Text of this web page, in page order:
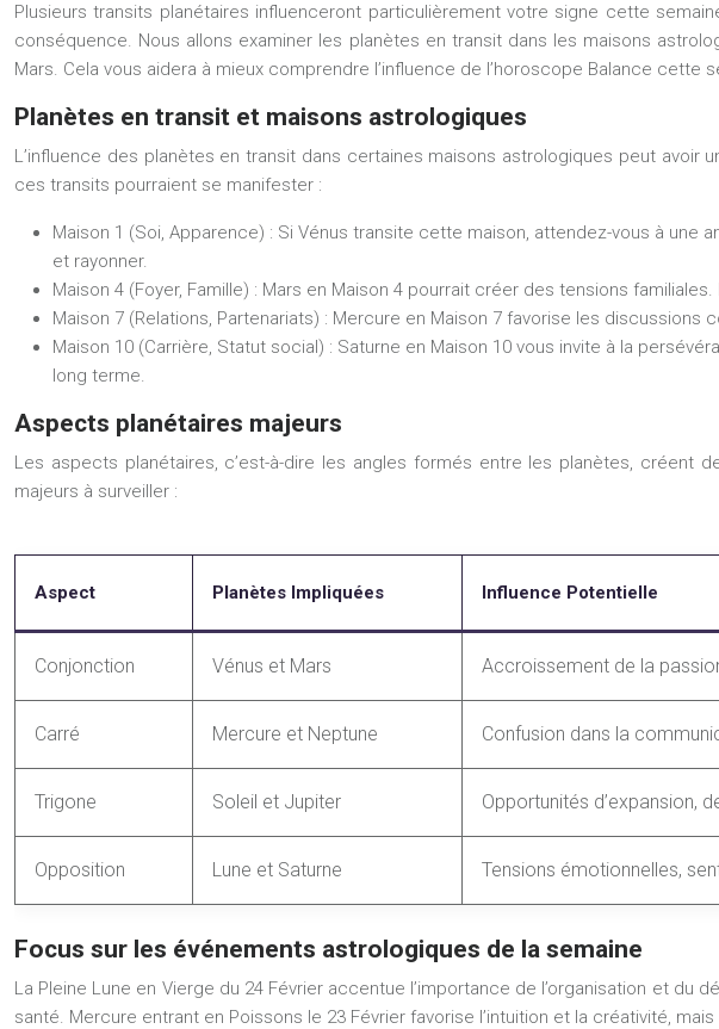
Plusieurs transits planétaires influenceront particulièrement votre signe cette
conséquence. Nous allons examiner les planètes en transit dans les maisons
Mars. Cela vous aidera à mieux comprendre l’influence de l’horoscope Balance cette
Planètes en transit et maisons astrologiques
L’influence des planètes en transit dans certaines maisons astrologiques peut
ces transits pourraient se manifester :
Maison 1 (Soi, Apparence) : Si Vénus transite cette maison, attendez-vous à une
et rayonner.
Maison 4 (Foyer, Famille) : Mars en Maison 4 pourrait créer des tensions
Maison 7 (Relations, Partenariats) : Mercure en Maison 7 favorise les discussions
Maison 10 (Carrière, Statut social) : Saturne en Maison 10 vous invite à la
long terme.
Aspects planétaires majeurs
Les aspects planétaires, c’est-à-dire les angles formés entre les planètes,
majeurs à surveiller :
Aspect Planètes Impliquées Influence Potentielle
Conjonction Vénus et Mars Accroissement de la
Carré Mercure et Neptune Confusion dans la
Trigone Soleil et Jupiter Opportunités d’expansion,
Opposition Lune et Saturne Tensions émotionnelles,
Focus sur les événements astrologiques de la semaine
La Pleine Lune en Vierge du 24 Février accentue l’importance de l’organisation et
santé. Mercure entrant en Poissons le 23 Février favorise l’intuition et la créativité,